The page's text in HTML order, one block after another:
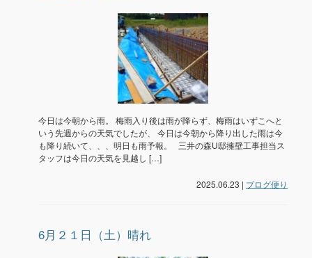
今日は今朝から雨。 梅雨入り後は雨が降らず、梅雨はいずこへと
いう先週からの天気でしたが、 今日は今朝から降り出した雨は今
も降り続いて、、、明日も雨予報。 三井の森U邸擁壁工事担当ス
タッフは今日の天気を見越し […]
2025.06.23 | ブログ便り
6月２１日（土）晴れ